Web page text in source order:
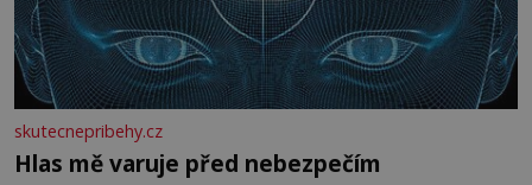
skutecnepribehy.cz
Hlas mě varuje před nebezpečím